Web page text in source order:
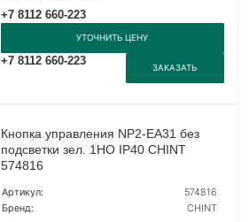
+7 8112 660-223
УТОЧНИТЬ ЦЕНУ
+7 8112 660-223
ЗАКАЗАТЬ
Кнопка управления NP2-EA31 без
подсветки зел. 1НО IP40 CHINT
574816
Артикул:
574816
Бренд:
CHINT